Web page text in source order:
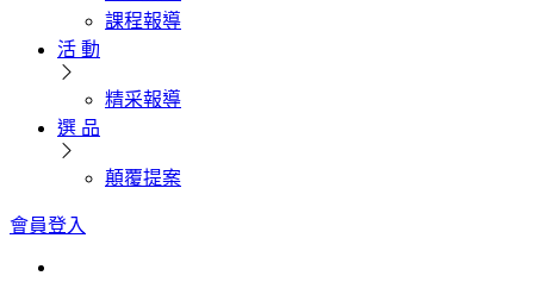
課程報導
活 動
精采報導
選 品
顛覆提案
會員登入